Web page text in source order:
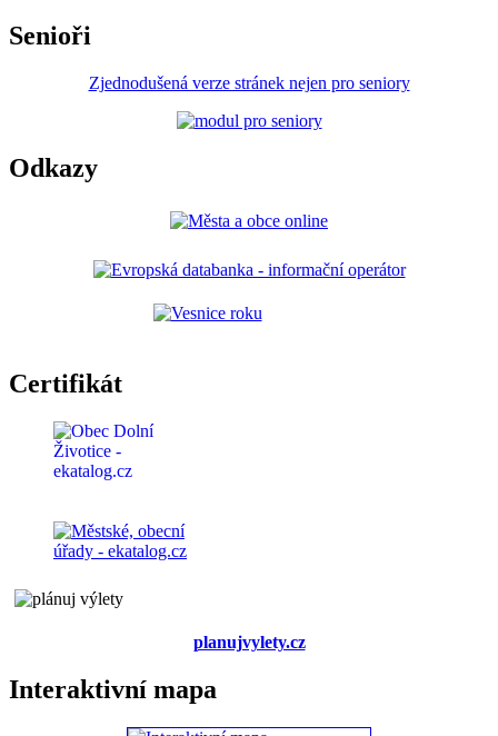
Senioři
Zjednodušená verze stránek nejen pro seniory
Odkazy
Certifikát
planujvylety.cz
Interaktivní mapa